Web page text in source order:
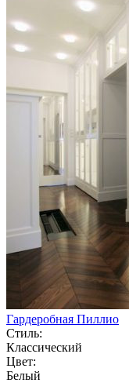
Гардеробная Пиллио
Стиль:
Классический
Цвет:
Белый